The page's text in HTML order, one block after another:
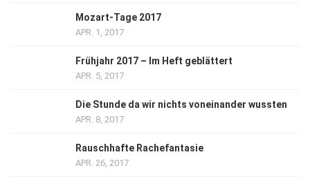
Mozart-Tage 2017
APR. 1, 2017
Frühjahr 2017 – Im Heft geblättert
APR. 5, 2017
Die Stunde da wir nichts voneinander wussten
APR. 8, 2017
Rauschhafte Rachefantasie
APR. 26, 2017